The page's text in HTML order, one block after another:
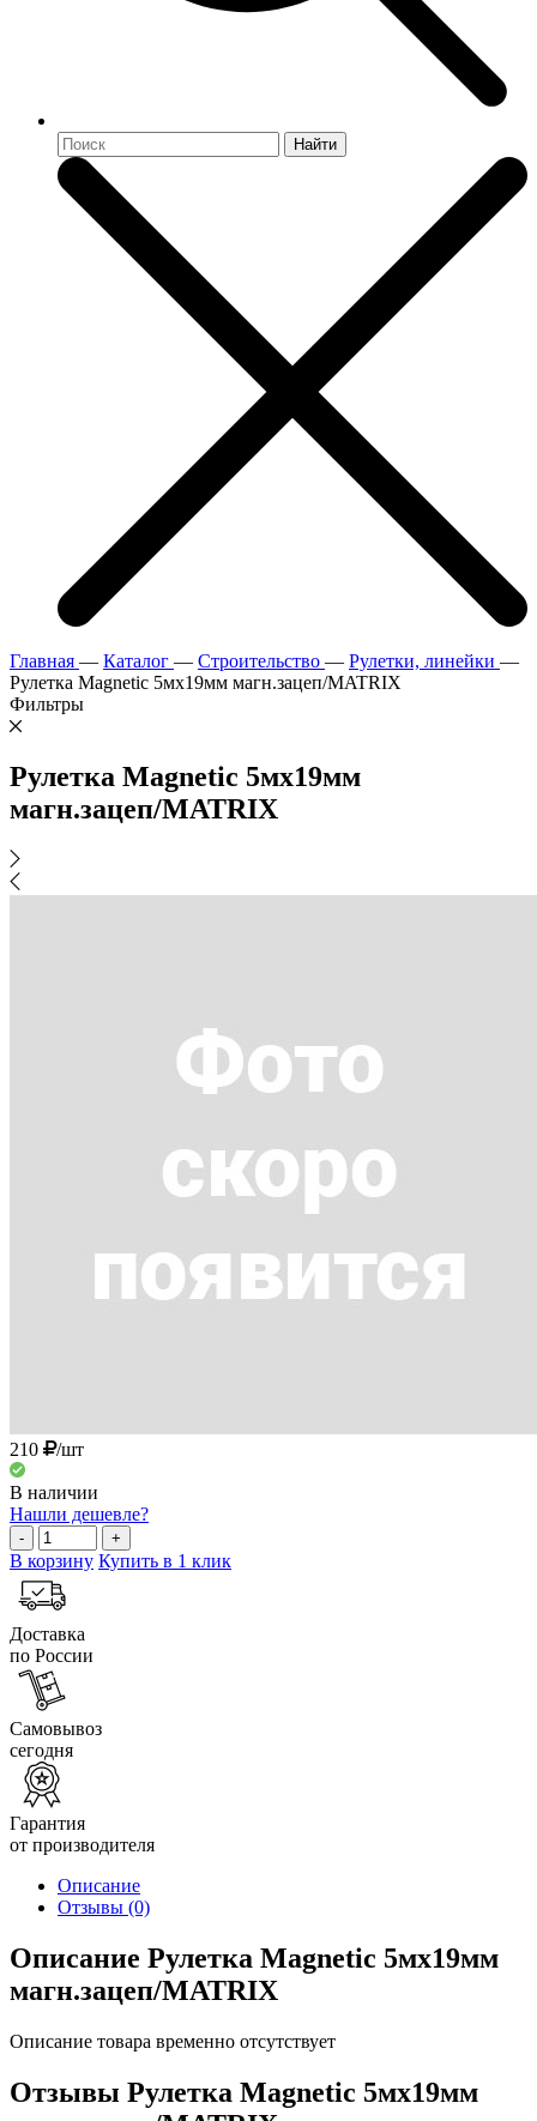
Найти
Главная — Каталог — Строительство — Рулетки, линейки —
Рулетка Magnetic 5мх19мм магн.зацеп/MATRIX
Фильтры
Рулетка Magnetic 5мх19мм
магн.зацеп/MATRIX
210 /шт
В наличии
Нашли дешевле?
- +
В корзину Купить в 1 клик
Доставка
по России
Самовывоз
сегодня
Гарантия
от производителя
Описание
Отзывы (0)
Описание Рулетка Magnetic 5мх19мм
магн.зацеп/MATRIX
Описание товара временно отсутствует
Отзывы Рулетка Magnetic 5мх19мм